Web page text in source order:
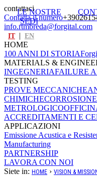
contattaci
Contatta il numero
info.rtmbreda@forgital.com
IT | EN
LE NOSTRE
SEDI
HOME
100 ANNI DI STORIA
MATERIALS &
INGEGNERIAFAILURE
TESTING
PROVE MECCANICHE
CHIMICHECORROSIONE
METROLOGICO
ACCREDITAMENTI E
APPLICAZIONI
Emissione Acustica e
Manufacturing
PARTNERSHIP
LAVORA CON NOI
Siete in: HOME › VISION &